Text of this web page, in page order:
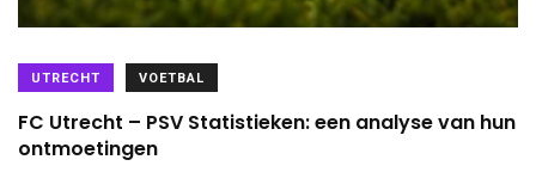
UTRECHT VOETBAL
FC Utrecht – PSV Statistieken: een analyse van hun
ontmoetingen